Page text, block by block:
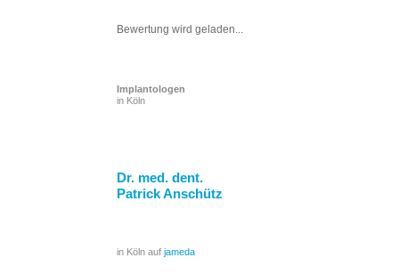
Bewertung wird geladen...
Implantologen
in Köln
Dr. med. dent.
Patrick Anschütz
in Köln auf jameda